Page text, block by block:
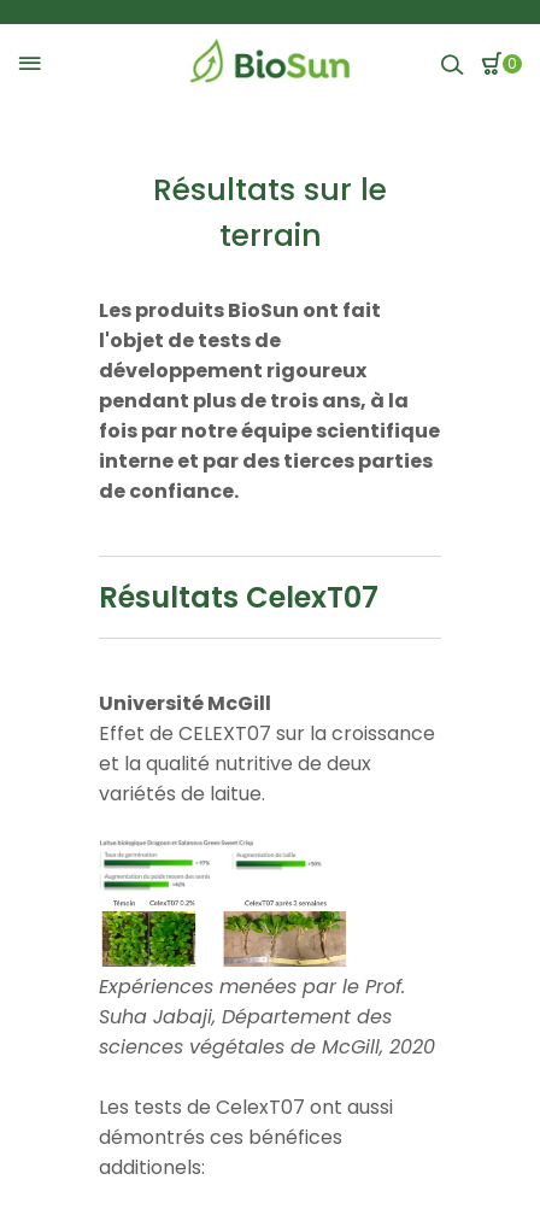
Nous livrons partout en Amérique du nord
Résultats sur le
terrain
Les produits BioSun ont fait
l'objet de tests de
développement rigoureux
pendant plus de trois ans, à la
fois par notre équipe scientifique
interne et par des tierces parties
Résultats CelexT07
Université McGill
Effet de CELEXT07 sur la croissance
et la qualité nutritive de deux
Expériences menées par le Prof.
Suha Jabaji, Département des
Les tests de CelexT07 ont aussi
démontrés ces bénéfices